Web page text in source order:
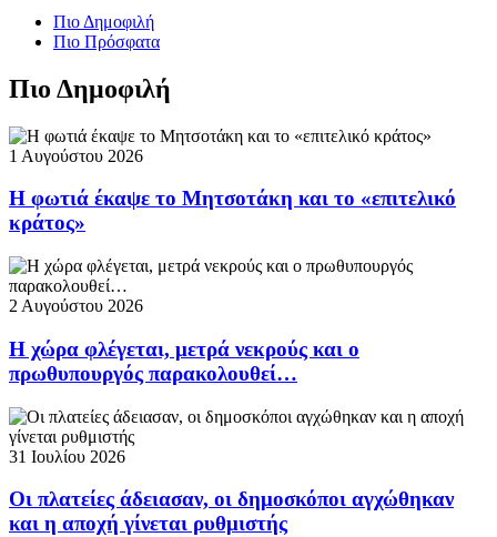
Πιο Δημοφιλή
Πιο Πρόσφατα
Πιο Δημοφιλή
1 Αυγούστου 2026
Η φωτιά έκαψε το Μητσοτάκη και το «επιτελικό
κράτος»
2 Αυγούστου 2026
Η χώρα φλέγεται, μετρά νεκρούς και ο
πρωθυπουργός παρακολουθεί…
31 Ιουλίου 2026
Οι πλατείες άδειασαν, οι δημοσκόποι αγχώθηκαν
και η αποχή γίνεται ρυθμιστής